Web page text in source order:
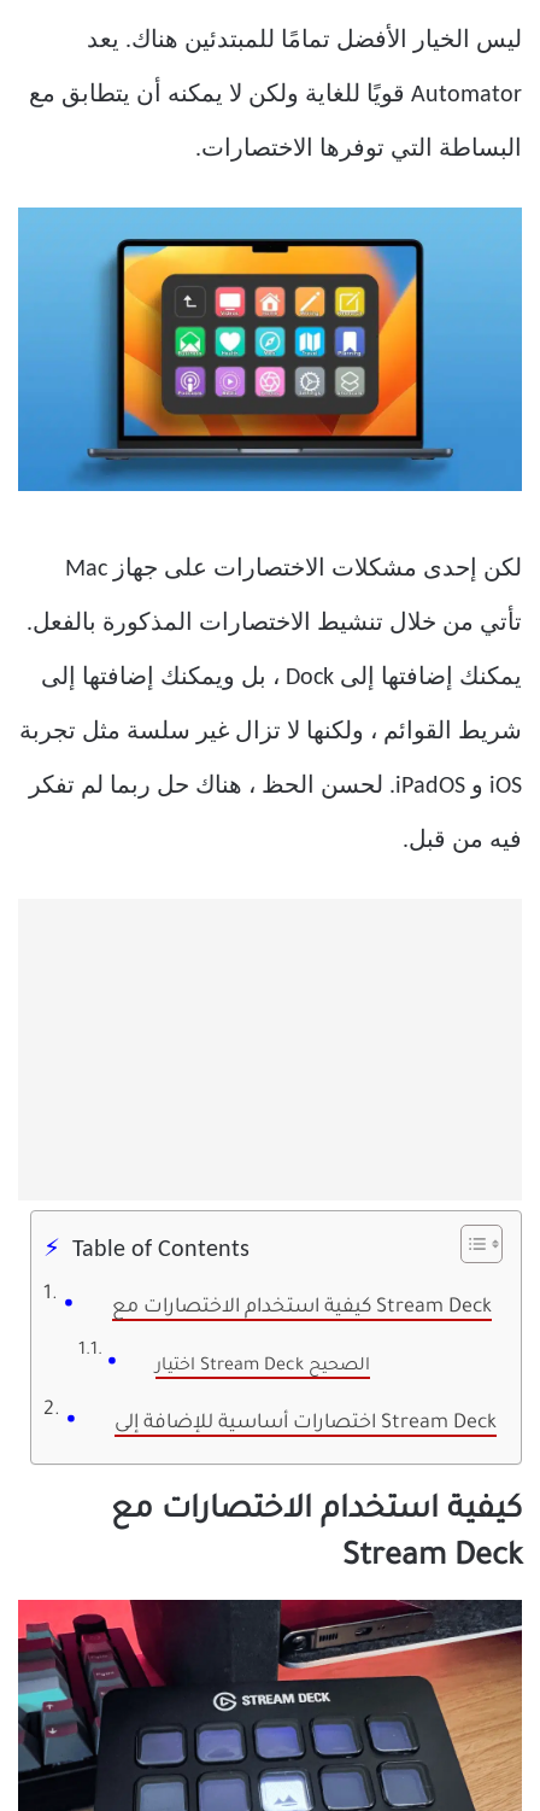
ليس الخيار الأفضل تمامًا للمبتدئين هناك. يعد
Automator قويًا للغاية ولكن لا يمكنه أن يتطابق مع
البساطة التي توفرها الاختصارات.
لكن إحدى مشكلات الاختصارات على جهاز Mac
تأتي من خلال تنشيط الاختصارات المذكورة بالفعل.
يمكنك إضافتها إلى Dock ، بل ويمكنك إضافتها إلى
شريط القوائم ، ولكنها لا تزال غير سلسة مثل تجربة
iOS و iPadOS. لحسن الحظ ، هناك حل ربما لم تفكر
فيه من قبل.
Table of Contents
كيفية استخدام الاختصارات مع Stream Deck
اختيار Stream Deck الصحيح
اختصارات أساسية للإضافة إلى Stream Deck
كيفية استخدام الاختصارات مع
Stream Deck